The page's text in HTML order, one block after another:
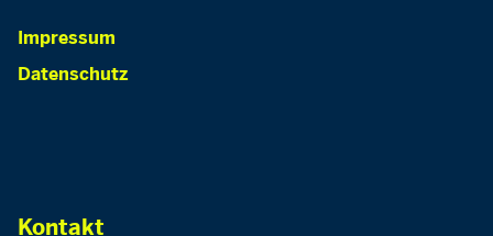
Impressum
Datenschutz
Kontakt